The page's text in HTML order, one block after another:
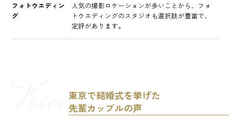
フォトウエディン
グ
人気の撮影ロケーションが多いことから、フォ
トウエディングのスタジオも選択肢が豊富で、
定評があります。
東京で結婚式を挙げた
先輩カップルの声